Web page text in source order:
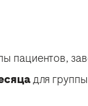
пациентов,
для